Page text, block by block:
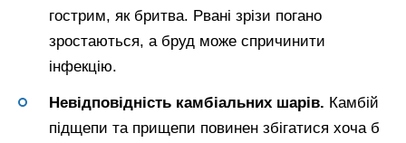
гострим, як бритва. Рвані зрізи погано
зростаються, а бруд може спричинити
інфекцію.
Невідповідність камбіальних шарів. Камбій
підщепи та прищепи повинен збігатися хоча б